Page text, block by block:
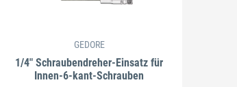
GEDORE
1/4" Schraubendreher-Einsatz für
Innen-6-kant-Schrauben